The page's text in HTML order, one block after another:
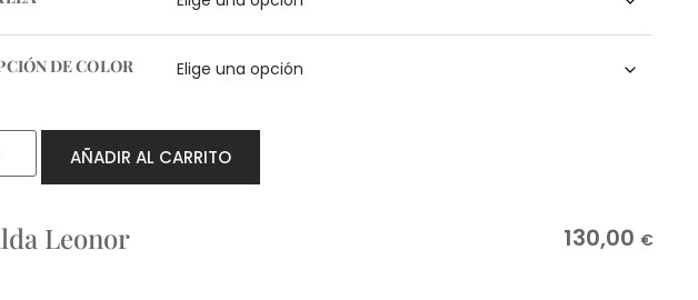
DE COLOR
AÑADIR AL CARRITO
Leonor 130,00 €